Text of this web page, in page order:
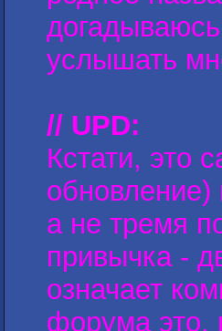
услышать
// UPD:
Кстати, это
а не тремя
привычка -
означает
форума это,